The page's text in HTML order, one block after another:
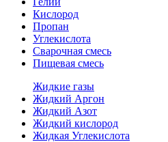
Кислород
Пропан
Углекислота
Сварочная смесь
Пищевая смесь
Жидкие газы
Жидкий Аргон
Жидкий Азот
Жидкий кислород
Жидкая Углекислота